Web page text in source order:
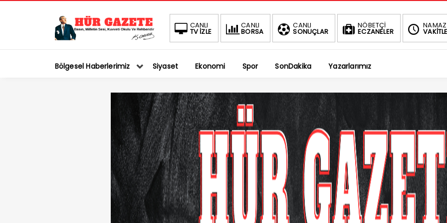
CANLI
TV İZLE
CANLI
BORSA
CANLI
SONUÇLAR
NÖBETÇİ
ECZANELER
NAMAZ
BIST
1.66%
Bölgesel Haberlerimiz Siyaset Ekonomi Spor SonDakika Yazarlarımız